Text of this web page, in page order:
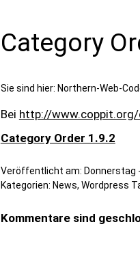
Category
Sie sind hier: Northern-Web-
Bei http://
Category Order 1.9.2
Veröffentlicht am: Donnerstag
Kategorien: News, Wordpress
Kommentare sind